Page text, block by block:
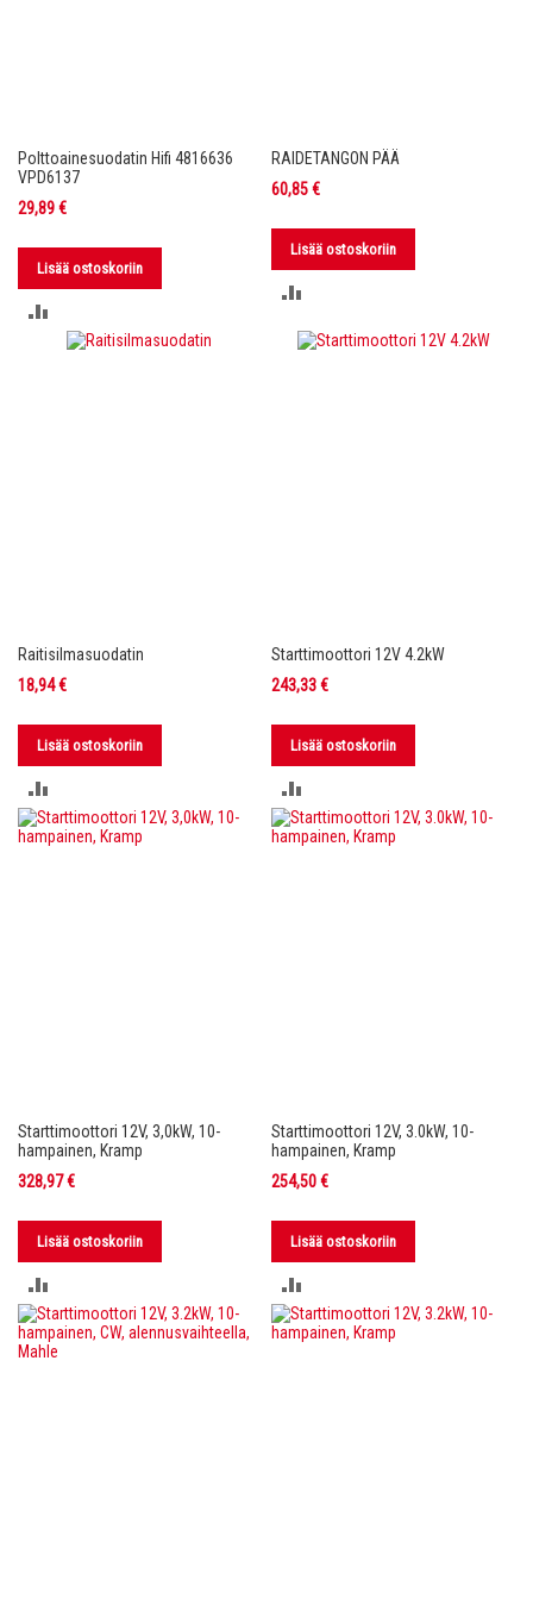
Polttoainesuodatin Hifi 4816636
VPD6137
29,89 €
Lisää ostoskoriin
VERTAILUUN
RAIDETANGON PÄÄ
60,85 €
Lisää ostoskoriin
VERTAILUUN
Raitisilmasuodatin
18,94 €
Lisää ostoskoriin
VERTAILUUN
Starttimoottori 12V 4.2kW
243,33 €
Lisää ostoskoriin
VERTAILUUN
Starttimoottori 12V, 3,0kW, 10-
hampainen, Kramp
328,97 €
Lisää ostoskoriin
VERTAILUUN
Starttimoottori 12V, 3.0kW, 10-
hampainen, Kramp
254,50 €
Lisää ostoskoriin
VERTAILUUN